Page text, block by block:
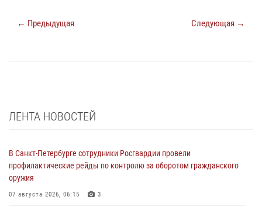
← Предыдущая Следующая →
ЛЕНТА НОВОСТЕЙ
В Санкт-Петербурге сотрудники Росгвардии провели
профилактические рейды по контролю за оборотом гражданского
оружия
07 августа 2026, 06:15 3